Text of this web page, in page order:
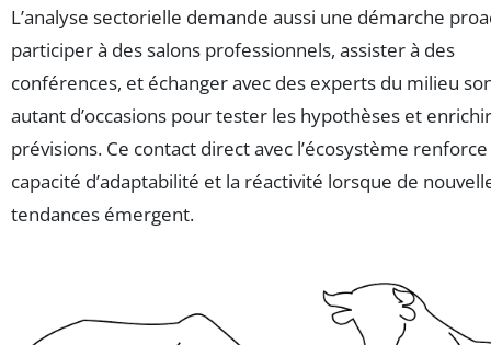
L’analyse sectorielle demande aussi une démarche
participer à des salons professionnels, assister à des
conférences, et échanger avec des experts du milieu
autant d’occasions pour tester les hypothèses et
prévisions. Ce contact direct avec l’écosystème renforce
capacité d’adaptabilité et la réactivité lorsque de
tendances émergent.